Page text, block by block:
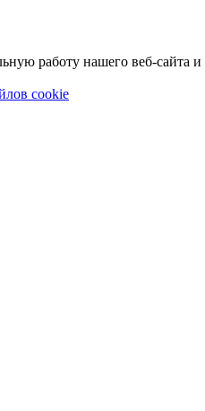
работу нашего веб-сайта и
cookie